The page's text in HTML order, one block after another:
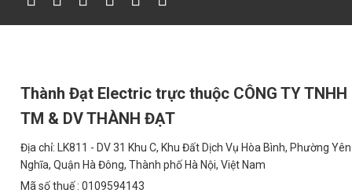
Chi phí bảo trì:Độ bền cao và khả năng chống chịu môi trường
Hướng Dẫn Lựa Chọn Nguồn Meanwell HLG-
Để lựa chọn được nguồn Meanwell HLG-120H-12B phù hợp với
Tổng công suất tiêu thụ của hệ thống đèn LED: Chọn
Điện áp hoạt động của đèn LED:Chọn nguồn có điện áp đầu
Môi trường lắp đặt:
Thành Đạt Electric trực thuộc CÔNG TY TNHH
TM & DV THÀNH ĐẠT
Địa chỉ: LK811 - DV 31 Khu C, Khu Đất Dịch Vụ Hòa Bình, Phường Yên
Nghĩa, Quận Hà Đông, Thành phố Hà Nội, Việt Nam
Mã số thuế : 0109594143